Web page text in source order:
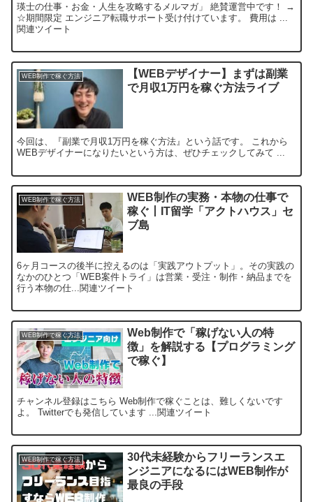
瑛士の仕事・お金・人生を攻略するメルマガ」 絶賛運営中です！ →
☆期間限定 エンジニア転職サポート受け付けています。 費用は ...
関連ツイート
WEB制作で稼ぐ方法
【WEBデザイナー】まずは副業
で月収1万円を稼ぐ方法ライブ
今回は、『副業で月収1万円を稼ぐ方法』という話です。 これから
WEBデザイナーになりたいという方は、ぜひチェックしてみて ...
WEB制作で稼ぐ方法
WEB制作の実務・本物の仕事で
稼ぐ丨IT留学「アクトハウス」セ
ブ島
6ヶ月コースの後半に控えるのは「実践アウトプット」。その実践の
なかのひとつ「WEB案件トライ」は営業・受注・制作・納品までを
行う本物の仕...関連ツイート
WEB制作で稼ぐ方法
Web制作で「稼げない人の特
徴」を解説する【プログラミング
で稼ぐ】
チャンネル登録はこちら Web制作で稼ぐことは、難しくないです
よ。 Twitterでも発信しています ...関連ツイート
WEB制作で稼ぐ方法
30代未経験からフリーランスエ
ンジニアになるにはWEB制作が
最良の手段